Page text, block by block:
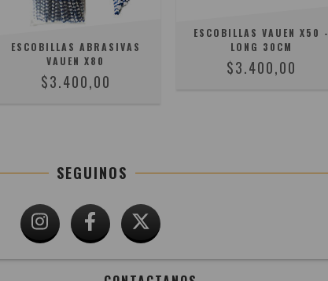
ESCOBILLAS ABRASIVAS
VAUEN X80
$3.400,00
ESCOBILLAS VAUEN X50 -
LONG 30CM
$3.400,00
SEGUINOS